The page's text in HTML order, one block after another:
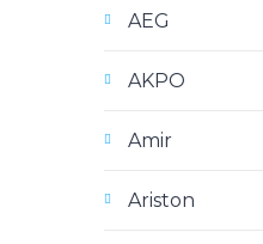
AEG
AKPO
Amir
Ariston